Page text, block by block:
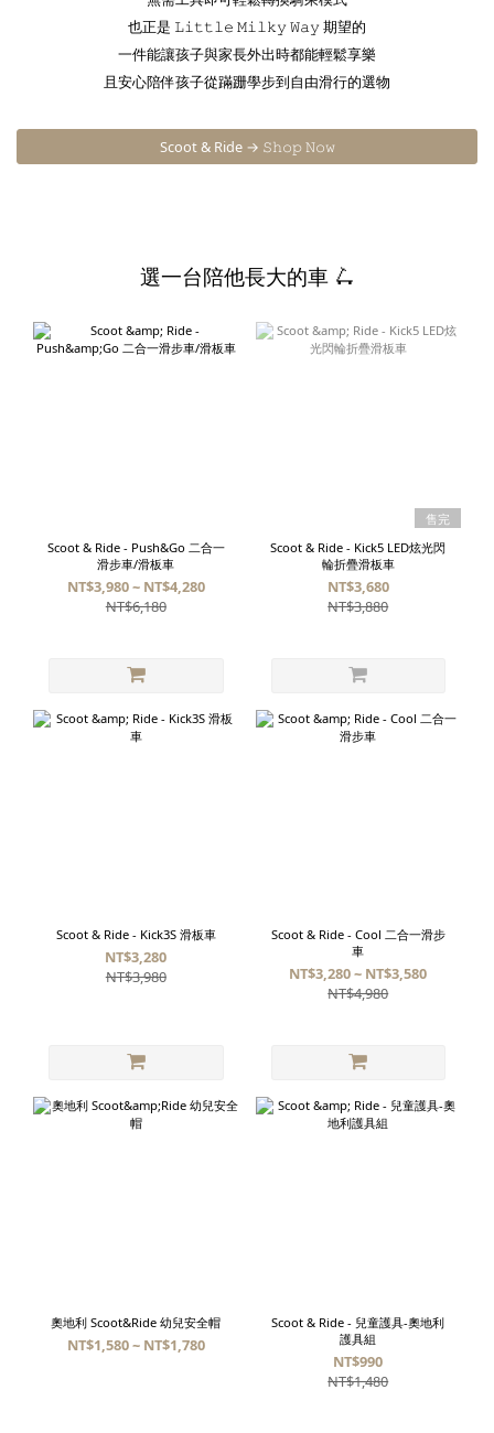
也正是 𝙻𝚒𝚝𝚝𝚕𝚎 𝙼𝚒𝚕𝚔𝚢 𝚆𝚊𝚢 期望的
一件能讓孩子與家長外出時都能輕鬆享樂
且安心陪伴孩子從蹣跚學步到自由滑行的選物
Scoot & Ride → 𝚂𝚑𝚘𝚙 𝙽𝚘𝚠
選一台陪他長大的車 🛴
Scoot & Ride - Push&Go 二合一
滑步車/滑板車
NT$3,980 ~ NT$4,280
NT$6,180
售完
Scoot & Ride - Kick5 LED炫光閃
輪折疊滑板車
NT$3,680
NT$3,880
Scoot & Ride - Kick3S 滑板車
NT$3,280
NT$3,980
Scoot & Ride - Cool 二合一滑步
車
NT$3,280 ~ NT$3,580
NT$4,980
奧地利 Scoot&Ride 幼兒安全帽
NT$1,580 ~ NT$1,780
Scoot & Ride - 兒童護具-奧地利
護具組
NT$990
NT$1,480